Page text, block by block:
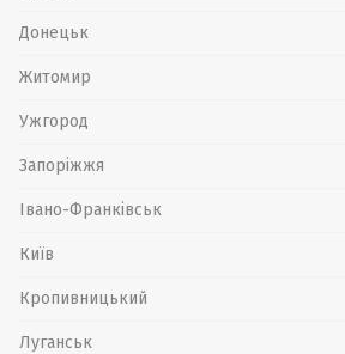
Донецьк
Житомир
Ужгород
Запоріжжя
Івано-Франківськ
Київ
Кропивницький
Луганськ